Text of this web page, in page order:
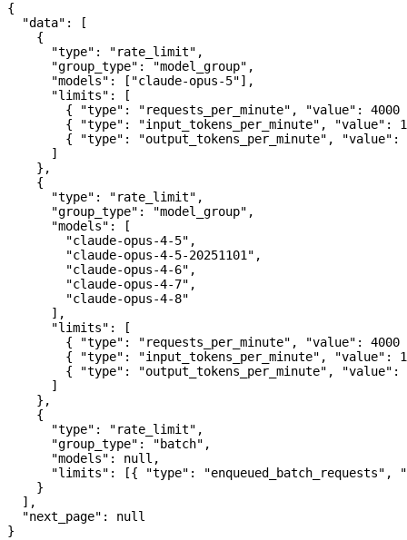
{
  "data"
: [
    {
      "type"
: "rate_limit" ,
      "group_type"
: "model_group" ,
      "models"
: [ "claude-opus-5"],
      "limits"
: [
        {
"type" : "requests_per_minute" , "value" : 4000
        {
"type" : "input_tokens_per_minute" , "value" :
        {
"type" : "output_tokens_per_minute" , "value" :
      ]
    },
    {
      "type"
: "rate_limit" ,
      "group_type"
: "model_group" ,
      "models"
: [
        "claude-opus-4-5"
,
        "claude-opus-4-5-20251101"
,
        "claude-opus-4-6"
,
        "claude-opus-4-7"
,
        "claude-opus-4-8"
      ],
      "limits"
: [
        {
"type" : "requests_per_minute" , "value" : 4000
        {
"type" : "input_tokens_per_minute" , "value" :
        {
"type" : "output_tokens_per_minute" , "value" :
      ]
    },
    {
      "type"
: "rate_limit" ,
      "group_type"
: "batch" ,
      "models"
: null ,
      "limits"
: [{ "type" : "enqueued_batch_requests" ,
    }
  ],
  "next_page"
: null
}